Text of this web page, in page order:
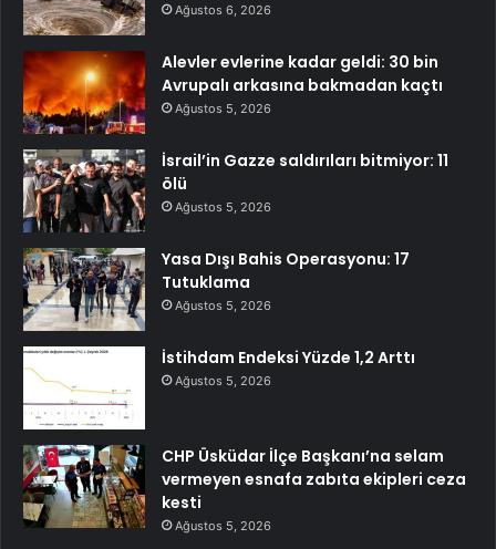
Ağustos 6, 2026
Alevler evlerine kadar geldi: 30 bin
Avrupalı arkasına bakmadan kaçtı
Ağustos 5, 2026
İsrail’in Gazze saldırıları bitmiyor: 11
ölü
Ağustos 5, 2026
Yasa Dışı Bahis Operasyonu: 17
Tutuklama
Ağustos 5, 2026
İstihdam Endeksi Yüzde 1,2 Arttı
Ağustos 5, 2026
CHP Üsküdar İlçe Başkanı’na selam
vermeyen esnafa zabıta ekipleri ceza
kesti
Ağustos 5, 2026